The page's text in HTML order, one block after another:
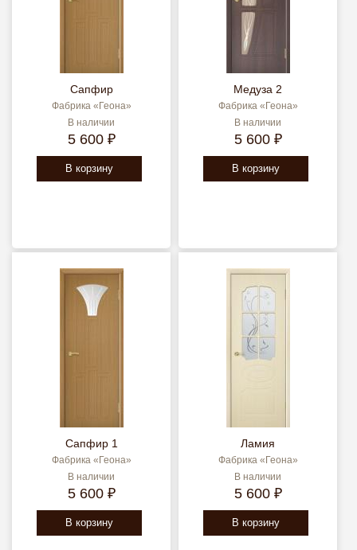
Сапфир
Фабрика «Геона»
В наличии
5 600 ₽
В корзину
Медуза 2
Фабрика «Геона»
В наличии
5 600 ₽
В корзину
Сапфир 1
Фабрика «Геона»
В наличии
5 600 ₽
В корзину
Ламия
Фабрика «Геона»
В наличии
5 600 ₽
В корзину